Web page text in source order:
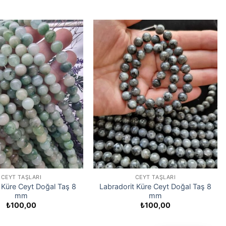
CEYT TAŞLARI
Ceyt Doğal Taş 8
mm
₺100,00
CEYT TAŞLARI
Labradorit Küre Ceyt Doğal Taş 8
mm
₺100,00